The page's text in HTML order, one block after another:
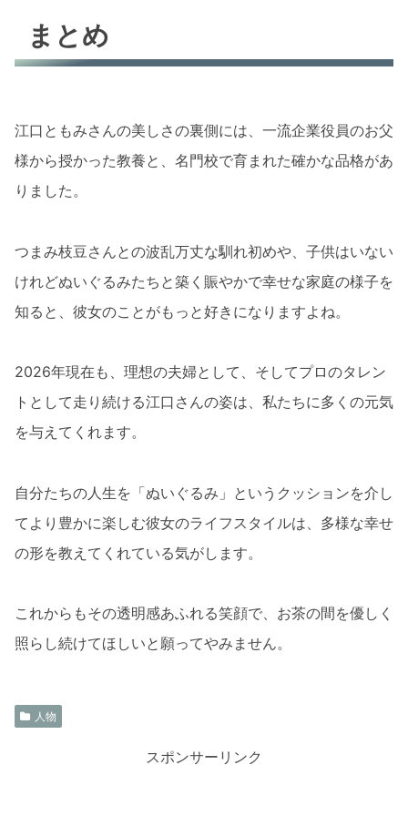
まとめ
江口ともみさんの美しさの裏側には、一流企業役員のお父
様から授かった教養と、名門校で育まれた確かな品格があ
りました。
つまみ枝豆さんとの波乱万丈な馴れ初めや、子供はいない
けれどぬいぐるみたちと築く賑やかで幸せな家庭の様子を
知ると、彼女のことがもっと好きになりますよね。
2026年現在も、理想の夫婦として、そしてプロのタレン
トとして走り続ける江口さんの姿は、私たちに多くの元気
を与えてくれます。
自分たちの人生を「ぬいぐるみ」というクッションを介し
てより豊かに楽しむ彼女のライフスタイルは、多様な幸せ
の形を教えてくれている気がします。
これからもその透明感あふれる笑顔で、お茶の間を優しく
照らし続けてほしいと願ってやみません。
人物
スポンサーリンク